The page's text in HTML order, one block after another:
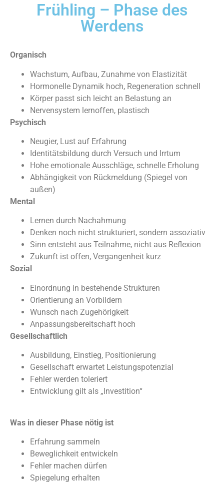
Frühling – Phase des
Werdens
Organisch
Wachstum, Aufbau, Zunahme von Elastizität
Hormonelle Dynamik hoch, Regeneration schnell
Körper passt sich leicht an Belastung an
Nervensystem lernoffen, plastisch
Psychisch
Neugier, Lust auf Erfahrung
Identitätsbildung durch Versuch und Irrtum
Hohe emotionale Ausschläge, schnelle Erholung
Abhängigkeit von Rückmeldung (Spiegel von
außen)
Mental
Lernen durch Nachahmung
Denken noch nicht strukturiert, sondern assoziativ
Sinn entsteht aus Teilnahme, nicht aus Reflexion
Zukunft ist offen, Vergangenheit kurz
Sozial
Einordnung in bestehende Strukturen
Orientierung an Vorbildern
Wunsch nach Zugehörigkeit
Anpassungsbereitschaft hoch
Gesellschaftlich
Ausbildung, Einstieg, Positionierung
Gesellschaft erwartet Leistungspotenzial
Fehler werden toleriert
Entwicklung gilt als „Investition“
Was in dieser Phase nötig ist
Erfahrung sammeln
Beweglichkeit entwickeln
Fehler machen dürfen
Spiegelung erhalten